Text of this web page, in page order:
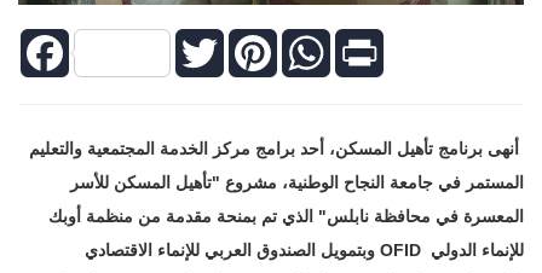
Facebook TwitterPinterestWhatsApp Print
أنهى برنامج تأهيل المسكن، أحد برامج مركز الخدمة المجتمعية والتعليم
المستمر في جامعة النجاح ‏الوطنية، مشروع "تأهيل المسكن للأسر
المعسرة في محافظة نابلس" الذي تم بمنحة مقدمة من منظمة ‏أوبك
للإنماء الدولي ‏ OFID ‏ وبتمويل الصندوق العربي للإنماء الاقتصادي